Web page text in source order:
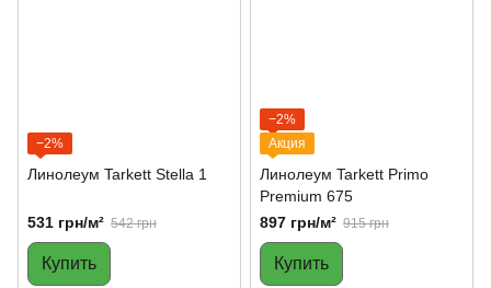
−2%
Линолеум Tarkett Stella 1
531 грн/м² 542 грн
Купить
−2%
Акция
Линолеум Tarkett Primo
Premium 675
897 грн/м² 915 грн
Купить